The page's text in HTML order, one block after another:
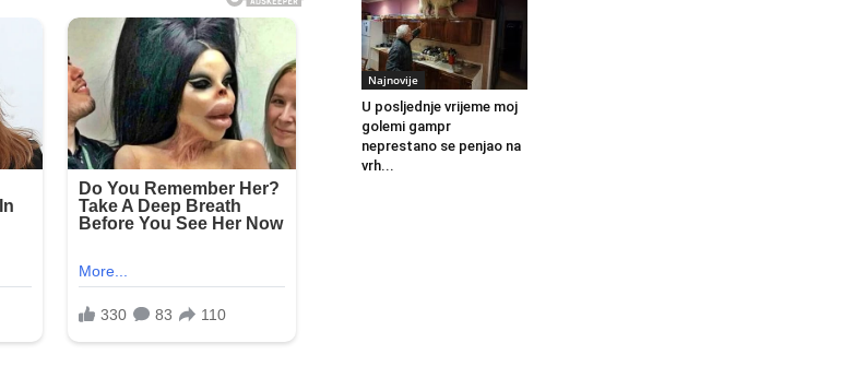
Najnovije
U posljednje vrijeme moj
golemi gampr
neprestano se penjao na
vrh...